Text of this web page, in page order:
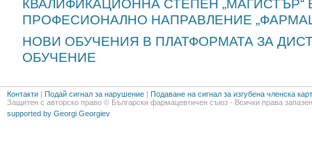
КВАЛИФИКАЦИОННА СТЕПЕН „МАГИСТЪР“
ПРОФЕСИОНАЛНО НАПРАВЛЕНИЕ
НОВИ ОБУЧЕНИЯ В ПЛАТФОРМАТА ЗА
ОБУЧЕНИЕ
Контакти | Подай сигнал за нарушение | Подаване на сигнал за изгубена членска
Защитен с авторско право © Български фармацевтичен съюз - Всички права
supported by Georgi Georgiev